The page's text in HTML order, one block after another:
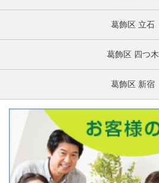
葛飾区 立石
葛飾区 四つ木
葛飾区 新宿